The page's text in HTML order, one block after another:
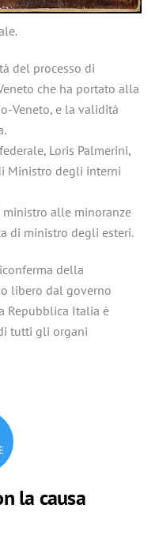
del processo di
che ha portato alla
Veneto, e la validità
Loris Palmerini,
Ministro degli interni
ministro alle minoranze
di ministro degli esteri.
della
libero dal governo
Repubblica Italia è
tutti gli organi
la causa